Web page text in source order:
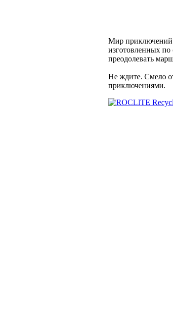
Мир приключений
изготовленных
преодолевать
Не ждите. Смело
приключениями.